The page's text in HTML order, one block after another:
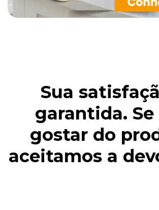
Sua
garantida. Se
gostar do
aceitamos a